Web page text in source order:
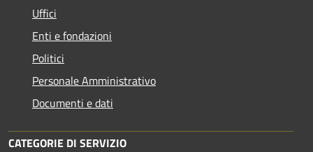
Uffici
Enti e fondazioni
Politici
Personale Amministrativo
Documenti e dati
CATEGORIE DI SERVIZIO